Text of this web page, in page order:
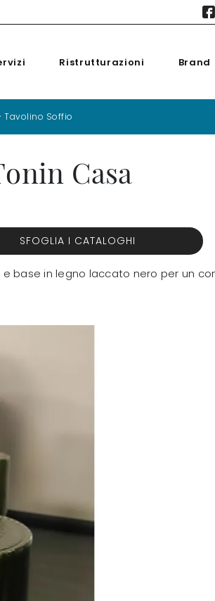
Ristrutturazioni Brand
Tavolino Soffio
Casa
SFOGLIA I CATALOGHI
base in legno laccato nero per un